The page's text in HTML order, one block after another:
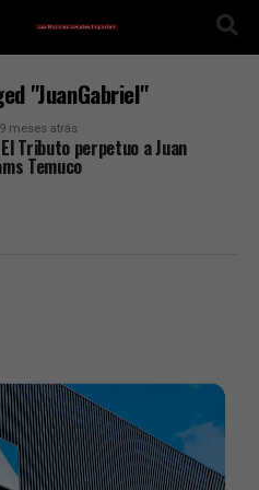
"JuanGabriel"
9 meses atrás
Tributo perpetuo a Juan
Temuco